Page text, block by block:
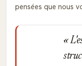
pensées que nous